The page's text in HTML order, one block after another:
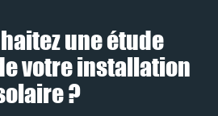
une étude
votre installation
?